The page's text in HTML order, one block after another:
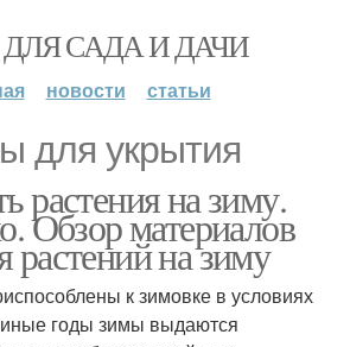
САДА И ДАЧИ
новости статьи
для укрытия
растения на зиму.
Обзор материалов
растений на зиму
к зимовке в условиях
годы зимы выдаются